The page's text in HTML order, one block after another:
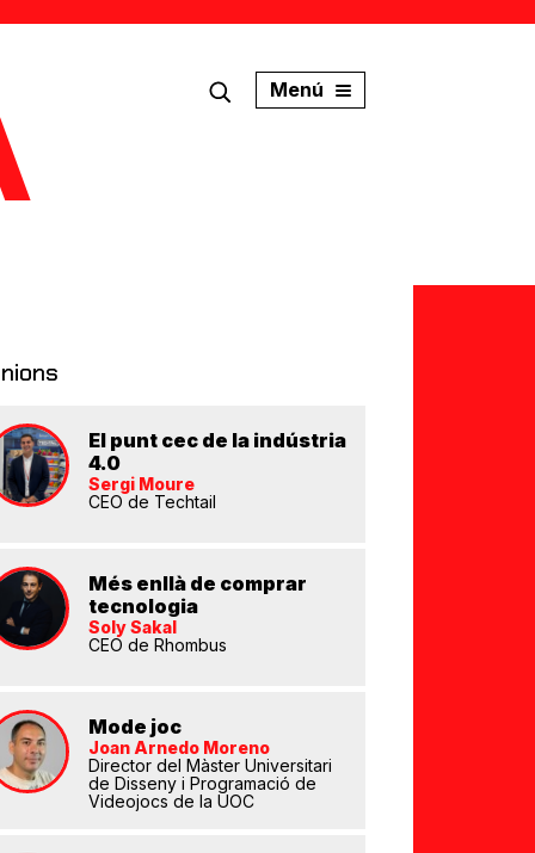
Menú
El punt cec de la indústria
4.0
Sergi Moure
CEO de Techtail
Més enllà de comprar
tecnologia
Soly Sakal
CEO de Rhombus
Mode joc
Joan Arnedo Moreno
Director del Màster Universitari
de Disseny i Programació de
Videojocs de la UOC